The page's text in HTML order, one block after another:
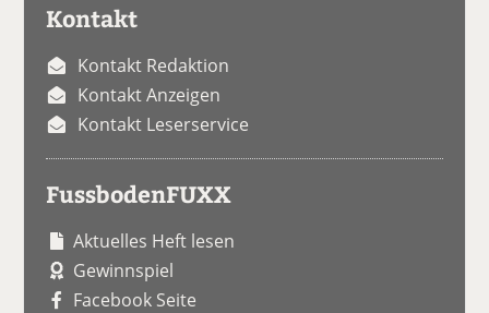
Kontakt
Kontakt Redaktion
Kontakt Anzeigen
Kontakt Leserservice
FussbodenFUXX
Aktuelles Heft lesen
Gewinnspiel
Facebook Seite